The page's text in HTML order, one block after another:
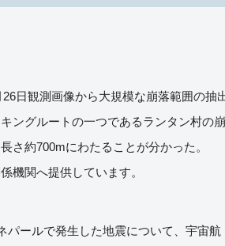
26日観測画像から大規模な崩落範囲の抽
ングルートの一つであるランタン村の
さ約700mにわたることが分かった。
機関へ提供しています。
パールで発生した地震について、宇宙航